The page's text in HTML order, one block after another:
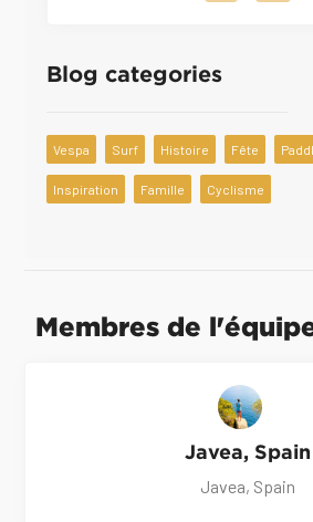
Blog categories
Vespa Surf Histoire Fête
Inspiration Famille Cyclisme
Membres de
Javea, Spain
Javea, Spain